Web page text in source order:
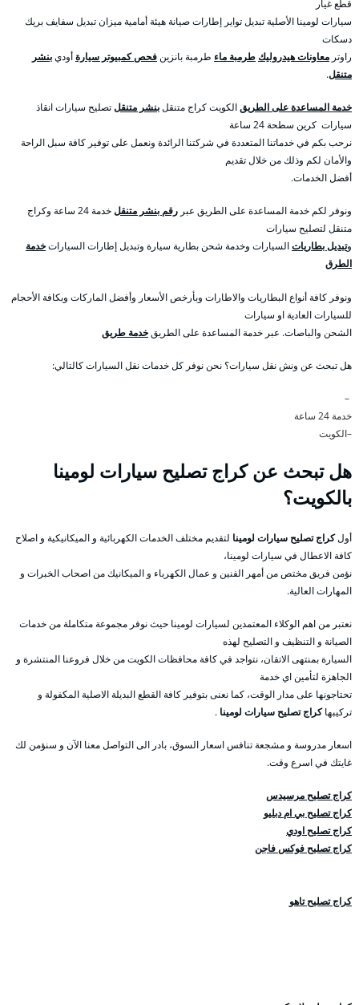
قطع غيار
سيارات لومينا الأصلية تبديل تواير إطارات صيانة هيئة أمامية ميزان تبديل سفايف بريك
دسكات
راوتر معاونات هيدروليك طرمبة ماء طرمبة بانزينفحص كمبيوتر سيارةأوديبنشر
متنقل.
خدمة المساعدة على الطريقالكويت كراج متنقلبنشر متنقلتصليح سيارات انقاذ
سيارات كرين سطحة 24 ساعة
نرحب بكم في خدماتنا المتعددة في شركتنا الرائدة ونعمل على توفير كافة سبل الراحة
والأمان لكم وذلك من خلال تقديم
أفضل الخدمات.
ونوفر لكم خدمة المساعدة على الطريق عبر رقم بنشر متنقل
خدمة 24 ساعة وكراج
متنقل لتصليح سيارات
وتبديل بطارياتالسيارات وخدمة شحن بطارية سيارة وتبديل إطارات السياراتخدمة
الطرق
ونوفر كافة أنواع البطاريات والاطارات وبأرخص الأسعار وأفضل الماركات وبكافة الأحجام
للسيارات العادية او سيارات
الشحن والباصات. عبر خدمة المساعدة على الطريقخدمة طريق
هل تبحث عن ونش نقل سيارات؟ نحن نوفر كل خدمات نقل السيارات كالتالي:
–
خدمة 24 ساعة
–الكويت
هل تبحث عن كراج تصليح سيارات لومينا
بالكويت؟
أولكراج تصليح سيارات لومينا لتقديم مختلف الخدمات الكهربائية و الميكانيكية و اصلاح
كافة الاعطال في سيارات لومينا،
نؤمن فريق مختص من أمهر الفنين و عمال الكهرباء و الميكانيك من اصحاب الخبرات و
المهارات العالية.
نعتبر من اهم الوكلاء المعتمدين لسيارات لومينا حيث نوفر مجموعة متكاملة من خدمات
الصيانة و التنظيف و التصليح لهذه
السيارة بمنتهى الاتقان، نتواجد في كافة محافظات الكويت من خلال فروعنا المنتشرة و
الجاهزة لتأمين اي خدمة
تحتاجونها على مدار الوقت، كما نعنى بتوفير كافة القطع البديلة الاصلية المكفولة و
تركيبهاكراج تصليح سيارات لومينا .
اسعار مدروسة و مشجعة تنافس اسعار السوق، بادر الى التواصل معنا الآن و سنؤمن لك
غايتك في اسرع وقت.
كراج تصليح مرسيدس
كراج تصليح بي ام دبليو
كراج تصليح اودي
كراج تصليح فوكس فاجن
كراج تصليح تاهو